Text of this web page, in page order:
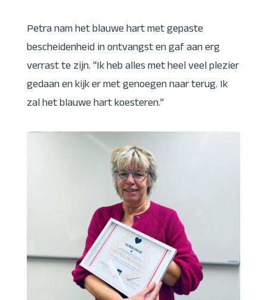
Petra nam het blauwe hart met gepaste
bescheidenheid in ontvangst en gaf aan erg
verrast te zijn. “Ik heb alles met heel veel plezier
gedaan en kijk er met genoegen naar terug. Ik
zal het blauwe hart koesteren.”